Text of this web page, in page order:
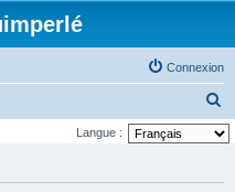
Connexion
e
Langue :